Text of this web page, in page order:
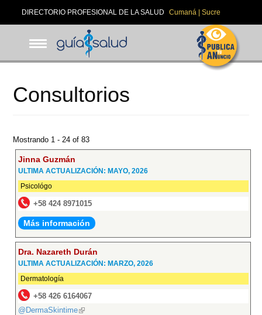
DIRECTORIO PROFESIONAL DE LA SALUD Cumaná | Sucre
Consultorios
Mostrando 1 - 24 of 83
Jinna Guzmán
ULTIMA ACTUALIZACIÓN: MAYO, 2026
Psicológo
+58 424 8971015
Más información
Dra. Nazareth Durán
ULTIMA ACTUALIZACIÓN: MARZO, 2026
Dermatología
+58 426 6164067
@DermaSkintime(link